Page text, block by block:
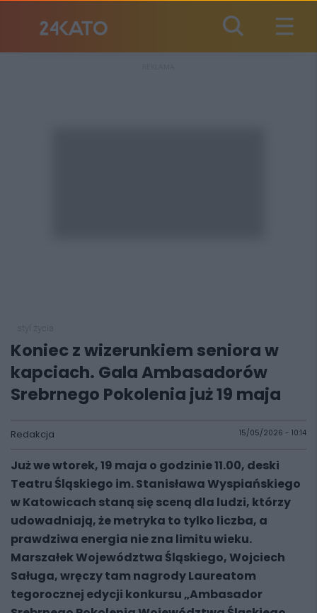
Koniec z wizerunkiem seniora w
kapciach. Gala Ambasadorów
Srebrnego Pokolenia już 19 maja
Redakcja 15/05/2026 - 10:14
Już we wtorek, 19 maja o godzinie 11.00, deski
Teatru Śląskiego im. Stanisława Wyspiańskiego
w Katowicach staną się sceną dla ludzi, którzy
udowadniają, że metryka to tylko liczba, a
prawdziwa energia nie zna limitu wieku.
Marszałek Województwa Śląskiego, Wojciech
Saługa, wręczy tam nagrody Laureatom
tegorocznej edycji konkursu „Ambasador